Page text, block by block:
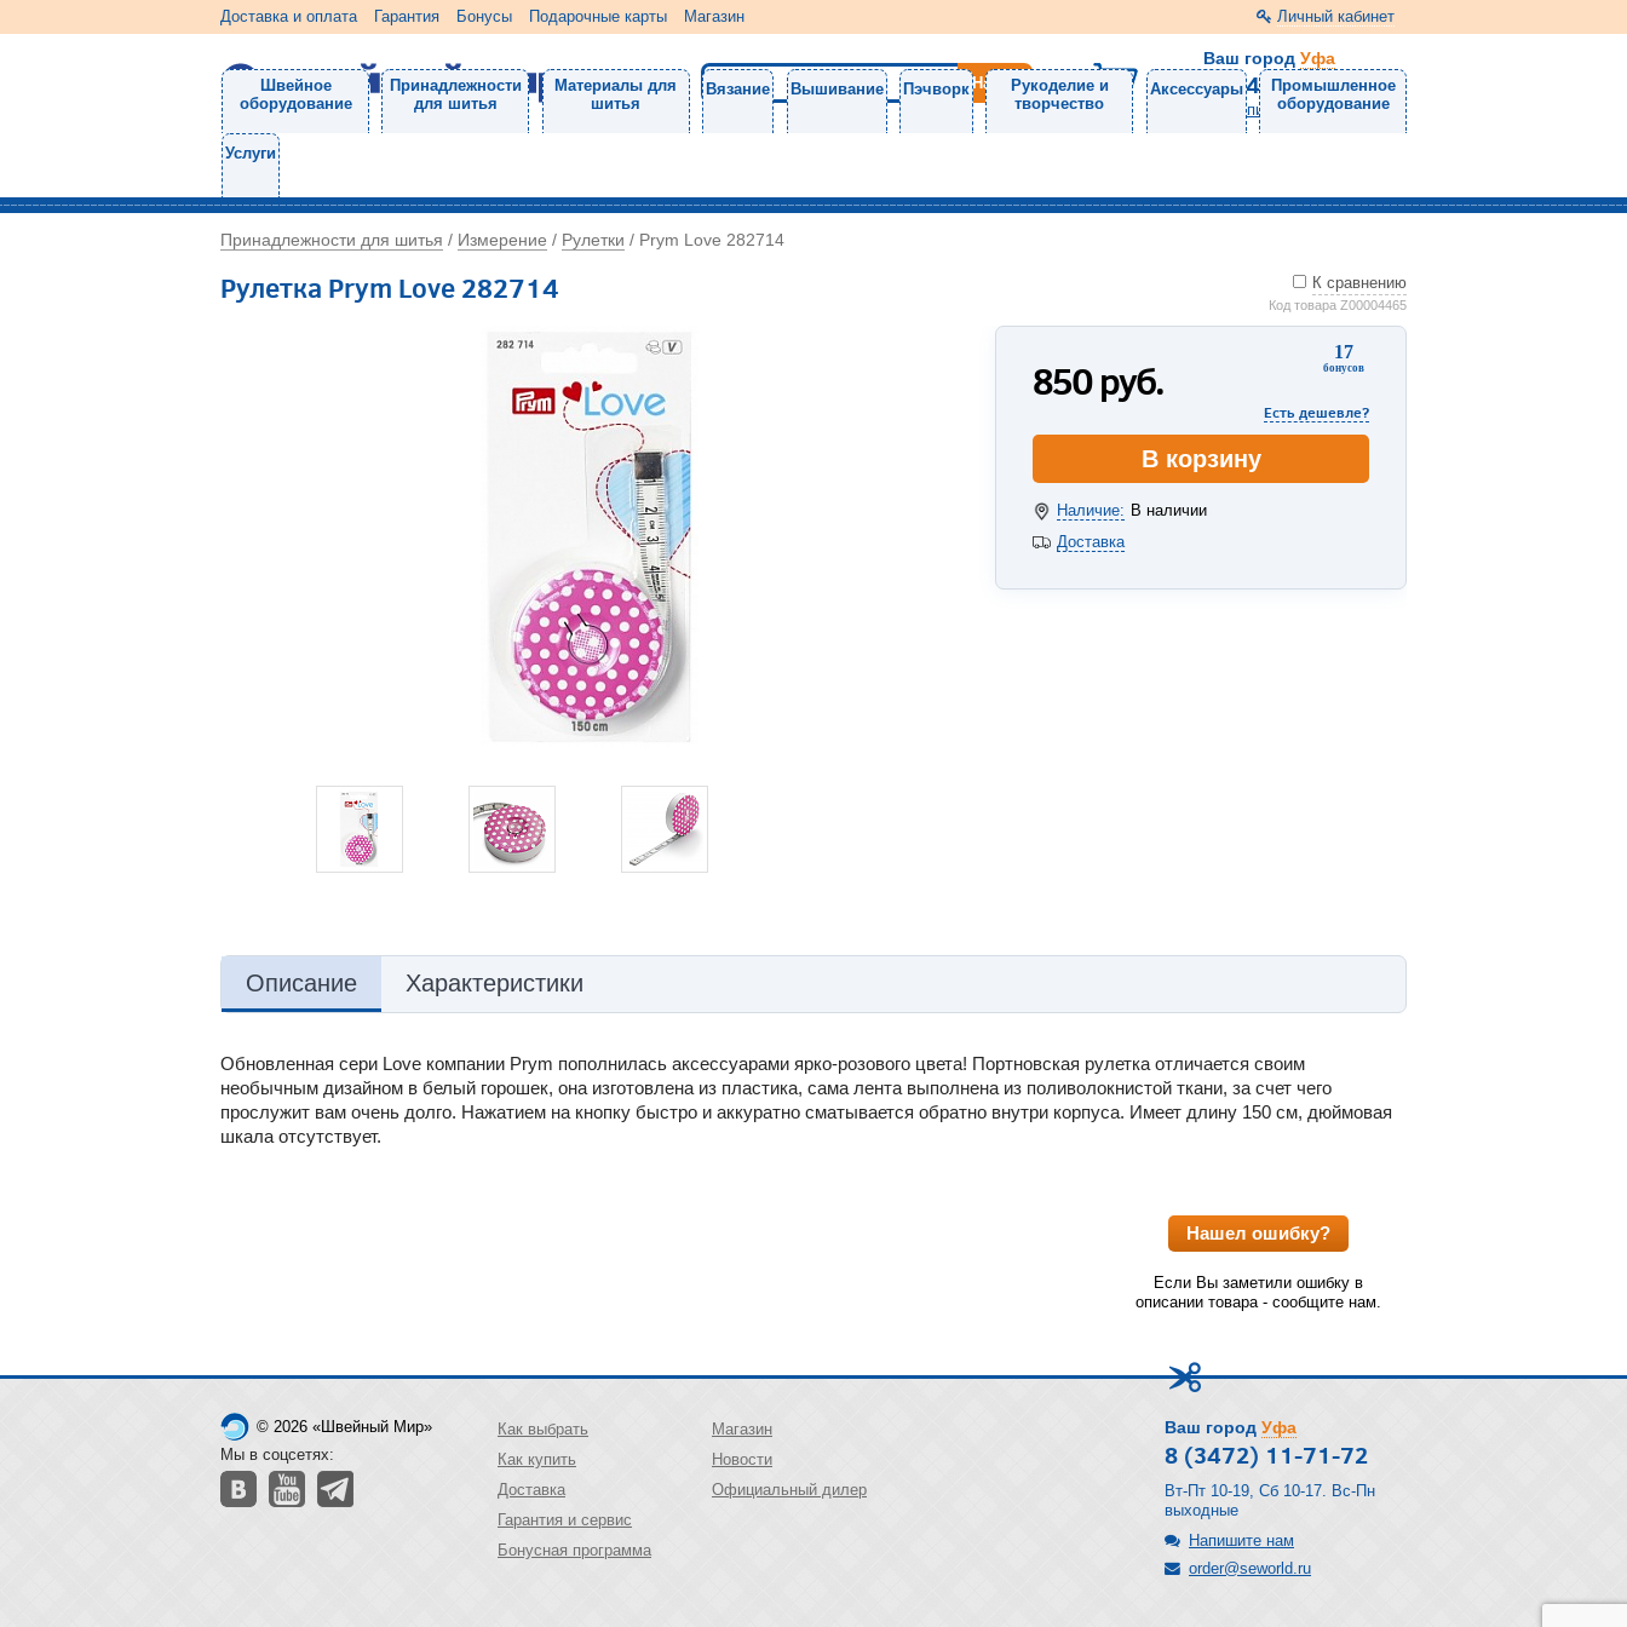
Доставка и оплата Гарантия Бонусы Подарочные карты Магазин Личный кабинет
Ваш город Уфа
8 (3472) 11-71-72
Напишите нам
Швейное
оборудование
Принадлежности
для шитья
Материалы для
шитья
Вязание Вышивание Пэчворк
Рукоделие и
творчество
Аксессуары
Промышленное
оборудование
Услуги
Принадлежности для шитья / Измерение / Рулетки / Prym Love 282714
Рулетка Prym Love 282714 К сравнению
Код товара Z00004465
17
бонусов
850руб.
Есть дешевле?
В корзину
Наличие: В наличии
Доставка
Описание Характеристики
Обновленная сери Love компании Prym пополнилась аксессуарами ярко-розового цвета! Портновская рулетка отличается своим
необычным дизайном в белый горошек, она изготовлена из пластика, сама лента выполнена из поливолокнистой ткани, за счет чего
прослужит вам очень долго. Нажатием на кнопку быстро и аккуратно сматывается обратно внутри корпуса. Имеет длину 150 см, дюймовая
шкала отсутствует.
Нашел ошибку?
Если Вы заметили ошибку в
описании товара - сообщите нам.
© 2026 «Швейный Мир»
Мы в соцсетях:
Как выбрать
Как купить
Доставка
Гарантия и сервис
Бонусная программа
Магазин
Новости
Официальный дилер
Ваш город Уфа
8 (3472) 11-71-72
Вт-Пт 10-19, Сб 10-17. Вс-Пн
выходные
Напишите нам
order@seworld.ru